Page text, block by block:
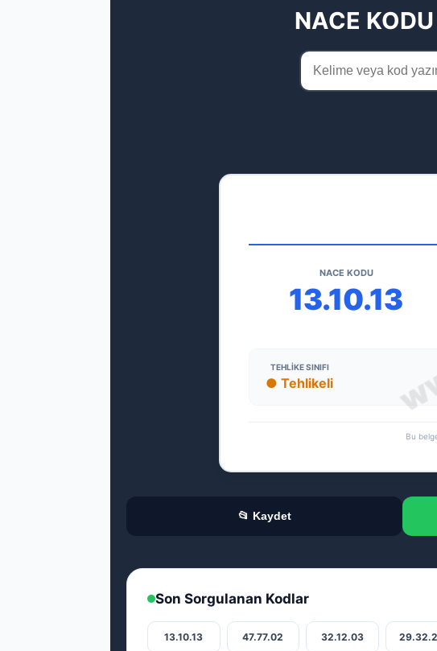
NACE
NACE KODU
13.10.13
TEHLIKE SINIFI
● Tehlikeli
Bu
📂 Kaydet
Son Sorgulanan Kodlar
13.10.13 47.77.02 32.12.03